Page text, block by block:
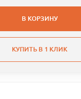
В КОРЗИНУ
КУПИТЬ В 1 КЛИК